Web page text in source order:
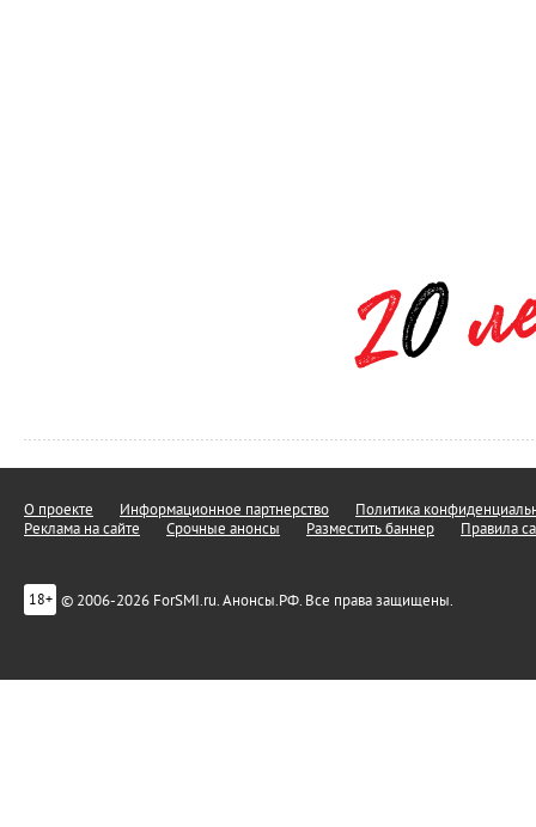
О проекте Информационное партнерство
Политика
Реклама на сайте
Срочные анонсы Разместить баннер Правила
18+ © 2006-2026 ForSMI.ru. Анонсы.РФ. Все права защищены.